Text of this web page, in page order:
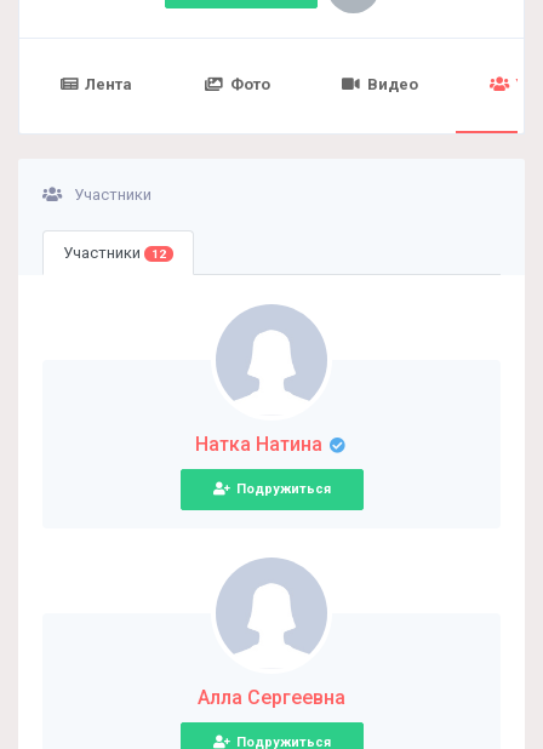
Лента Фото Видео
Участники
Участники 12
Натка Натина
Подружиться
Алла Сергеевна
Подружиться